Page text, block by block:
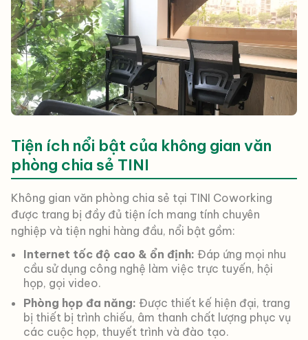
Tiện ích nổi bật của không gian văn
phòng chia sẻ TINI
Không gian văn phòng chia sẻ tại TINI Coworking
được trang bị đầy đủ tiện ích mang tính chuyên
nghiệp và tiện nghi hàng đầu, nổi bật gồm:
Internet tốc độ cao & ổn định: Đáp ứng mọi nhu
cầu sử dụng công nghệ làm việc trực tuyến, hội
họp, gọi video.
Phòng họp đa năng: Được thiết kế hiện đại, trang
bị thiết bị trình chiếu, âm thanh chất lượng phục vụ
các cuộc họp, thuyết trình và đào tạo.